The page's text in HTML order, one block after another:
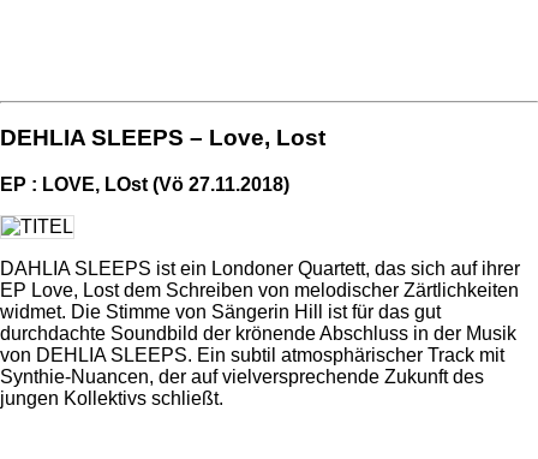
DEHLIA SLEEPS – Love, Lost
EP : LOVE, LOst (Vö 27.11.2018)
DAHLIA SLEEPS ist ein Londoner Quartett, das sich auf ihrer
EP Love, Lost dem Schreiben von melodischer Zärtlichkeiten
widmet. Die Stimme von Sängerin Hill ist für das gut
durchdachte Soundbild der krönende Abschluss in der Musik
von DEHLIA SLEEPS. Ein subtil atmosphärischer Track mit
Synthie-Nuancen, der auf vielversprechende Zukunft des
jungen Kollektivs schließt.